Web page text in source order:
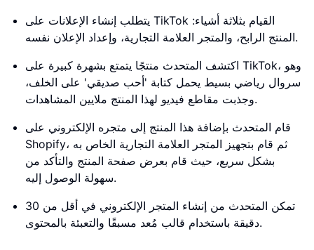
يتطلب إنشاء الإعلانات على TikTok القيام بثلاثة أشياء:
المنتج الرابح، والمتجر العلامة التجارية، وإعداد الإعلان نفسه.
اكتشف المتحدث منتجًا يتمتع بشهرة كبيرة على TikTok، وهو
سروال رياضي بسيط يحمل كتابة 'أحب صديقي' على الخلف،
وجذبت مقاطع فيديو لهذا المنتج ملايين المشاهدات.
قام المتحدث بإضافة هذا المنتج إلى متجره الإلكتروني على
Shopify، ثم قام بتجهيز المتجر العلامة التجارية الخاص به
بشكل سريع، حيث قام بعرض صفحة المنتج والتأكد من
سهولة الوصول إليه.
تمكن المتحدث من إنشاء المتجر الإلكتروني في أقل من 30
دقيقة باستخدام قالب مُعد مسبقًا والتعبئة بالمحتوى.